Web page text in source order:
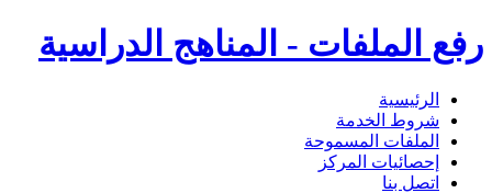
رفع الملفات - المناهج الدراسية
الرئيسية
شروط الخدمة
الملفات المسموحة
إحصائيات المركز
اتصل بنا